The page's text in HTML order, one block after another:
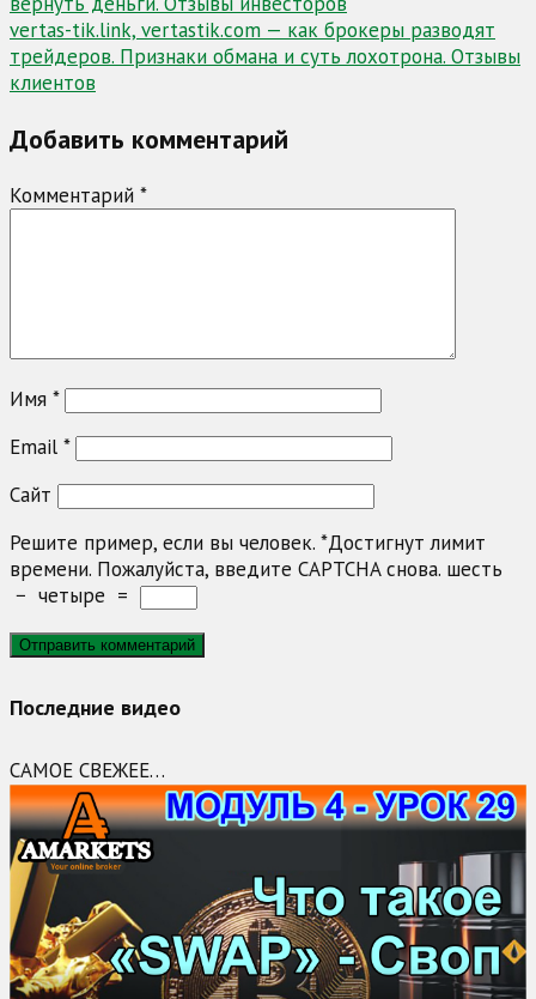
по
записям
vertas-tik.link, vertastik.com — как брокеры разводят
трейдеров. Признаки обмана и суть лохотрона. Отзывы
клиентов
Добавить комментарий
Комментарий *
Имя *
Email *
Сайт
Решите пример, если вы человек. *Достигнут лимит
времени. Пожалуйста, введите CAPTCHA снова. шесть
− четыре =
Последние видео
САМОЕ СВЕЖЕЕ…